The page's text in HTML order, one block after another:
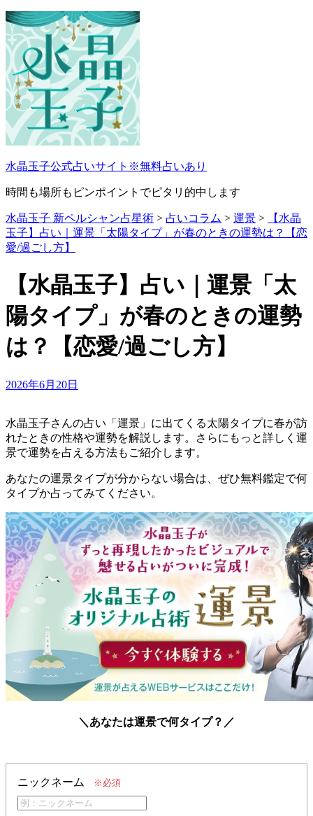
コ
ン
テ
ン
ツ
へ
ス
キ
ッ
プ
水晶玉子公式占いサイト※無料占いあり
時間も場所もピンポイントでピタリ的中します
水晶玉子 新ペルシャン占星術 > 占いコラム > 運景 >
【水晶
玉子】占い｜運景「太陽タイプ」が春のときの運勢は？【恋
愛/過ごし方】
【水晶玉子】占い｜運景「太
陽タイプ」が春のときの運勢
は？【恋愛/過ごし方】
Updated
2026年6月20日
水晶玉子さんの占い「運景」に出てくる太陽タイプに春が訪
れたときの性格や運勢を解説します。さらにもっと詳しく運
景で運勢を占える方法もご紹介します。
あなたの運景タイプが分からない場合は、ぜひ無料鑑定で何
タイプか占ってみてください。
＼あなたは運景で何タイプ？／
ニックネーム ※必須